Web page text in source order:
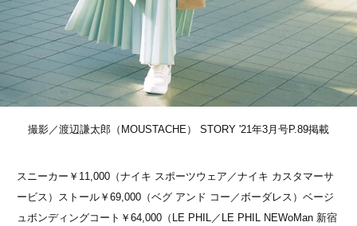
撮影／渡辺謙太郎（MOUSTACHE） STORY '21年3月号P.89掲載
スニーカー￥11,000（ナイキ スポーツウェア／ナイキ カスタマーサ
ービス）ストール￥69,000（ベグ アンド コー／ボーダレス）ベージ
ュボンディングコート￥64,000（LE PHIL／LE PHIL NEWoMan 新宿